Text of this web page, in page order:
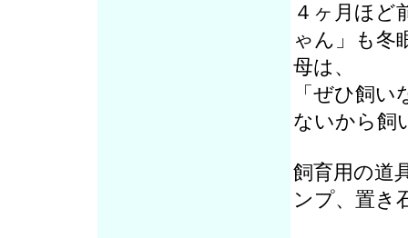
４ヶ月ほど
ゃん」も冬
母は、
「ぜひ飼
ないから飼
飼育用の道
ンプ、置き